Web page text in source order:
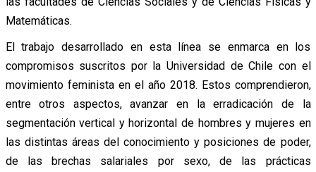
Matemáticas.
El trabajo desarrollado en esta línea se enmarca en los
compromisos suscritos por la Universidad de Chile con el
movimiento feminista en el año 2018. Estos comprendieron,
entre otros aspectos, avanzar en la erradicación de la
segmentación vertical y horizontal de hombres y mujeres en
las distintas áreas del conocimiento y posiciones de poder,
de las brechas salariales por sexo, de las prácticas